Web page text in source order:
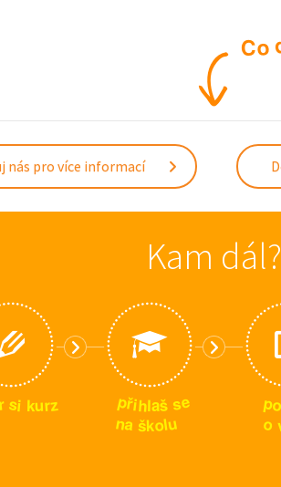
Co
nás pro více informací
Kam dál?
si kurz přihlaš se
na školu
p
o